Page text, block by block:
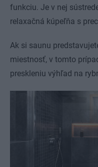
funkciu. Je v nej
relaxačná kúpeľňa s
Ak si saunu
miestnosť, v tomto
preskleniu výhľad na